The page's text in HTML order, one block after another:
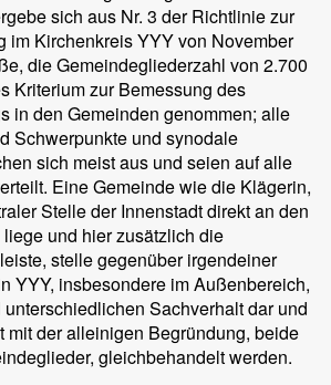
sich aus Nr. 3 der Richtlinie zur
im Kirchenkreis YYY von November
die Gemeindegliederzahl von 2.700
Kriterium zur Bemessung des
in den Gemeinden genommen; alle
Schwerpunkte und synodale
sich meist aus und seien auf alle
Eine Gemeinde wie die Klägerin,
Stelle der Innenstadt direkt an den
und hier zusätzlich die
stelle gegenüber irgendeiner
YYY, insbesondere im Außenbereich,
Sachverhalt dar und
mit der alleinigen Begründung, beide
gleichbehandelt werden.